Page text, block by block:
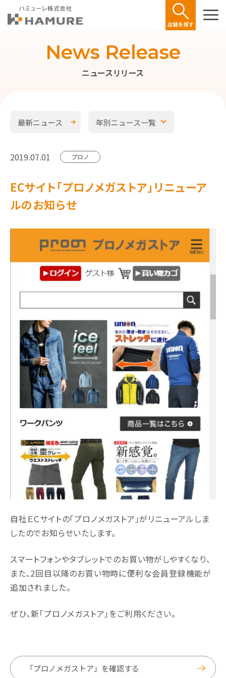
ニュースリリース
News Release
最新ニュース 年別ニュース一覧
2019.07.01 プロノ
ECサイト「プロノメガストア」リニューア
ルのお知らせ
自社ＥＣサイトの「プロノメガストア」がリニューアルしま
したのでお知らせいたします。
スマートフォンやタブレットでのお買い物がしやすくなり、
また、2回目以降のお買い物時に便利な会員登録機能が
追加されました。
ぜひ、新「プロノメガストア」をご利用ください。
「プロノメガストア」を確認する